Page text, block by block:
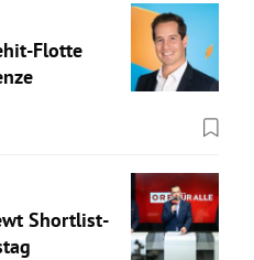
Flotte
Shortlist-